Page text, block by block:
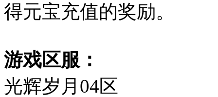
得元宝充值的奖励。
游戏区服：
光辉岁月04区